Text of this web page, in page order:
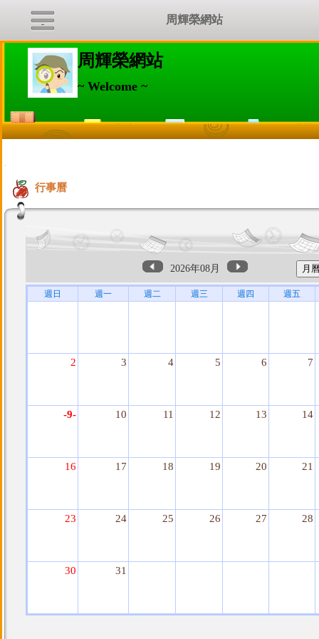
周輝榮網站
~ Welcome ~
:::
行事曆
2026年08月
週日 週一 週二 週三 週四 週五
2 3 4 5 6 7
-9- 10 11 12 13 14
16 17 18 19 20 21
23 24 25 26 27 28
30 31
周輝榮網站